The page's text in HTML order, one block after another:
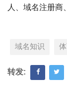
人、域名注册商
域名知识
转发: